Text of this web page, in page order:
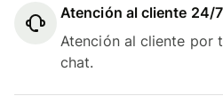
Atención al cliente 24/
Atención al cliente por
chat.